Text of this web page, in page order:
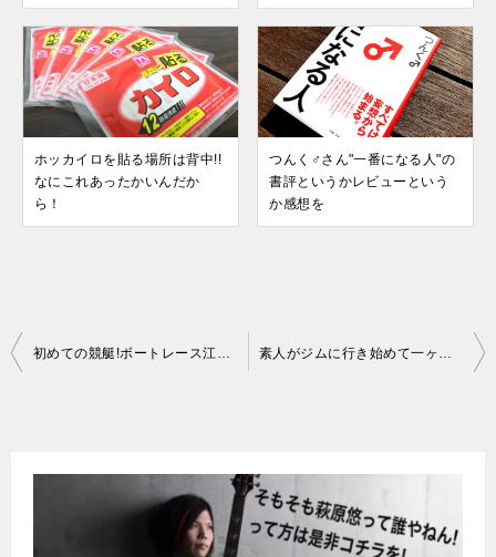
ホッカイロを貼る場所は背中!!
なにこれあったかいんだか
ら！
つんく♂さん"一番になる人"の
書評というかレビューという
か感想を
投